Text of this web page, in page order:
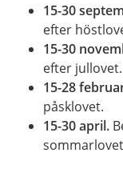
15-30
efter
15-30
efter jullovet.
15-28
påsklovet.
15-30 april.